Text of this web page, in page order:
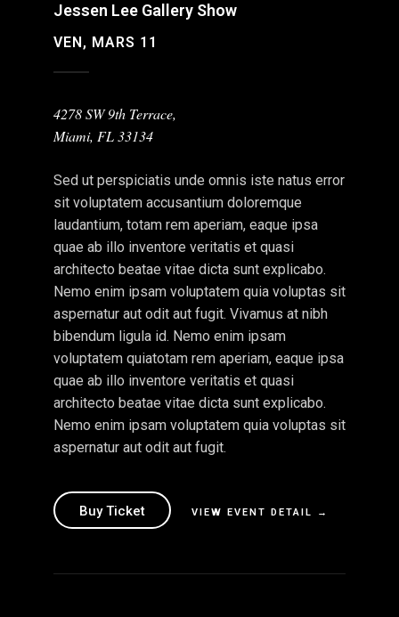
Jessen Lee Gallery Show
VEN, MARS 11
4278 SW 9th Terrace,
Miami, FL 33134
Sed ut perspiciatis unde omnis iste natus error
sit voluptatem accusantium doloremque
laudantium, totam rem aperiam, eaque ipsa
quae ab illo inventore veritatis et quasi
architecto beatae vitae dicta sunt explicabo.
Nemo enim ipsam voluptatem quia voluptas sit
aspernatur aut odit aut fugit. Vivamus at nibh
bibendum ligula id. Nemo enim ipsam
voluptatem quiatotam rem aperiam, eaque ipsa
quae ab illo inventore veritatis et quasi
architecto beatae vitae dicta sunt explicabo.
Nemo enim ipsam voluptatem quia voluptas sit
aspernatur aut odit aut fugit.
Buy Ticket VIEW EVENT DETAIL →